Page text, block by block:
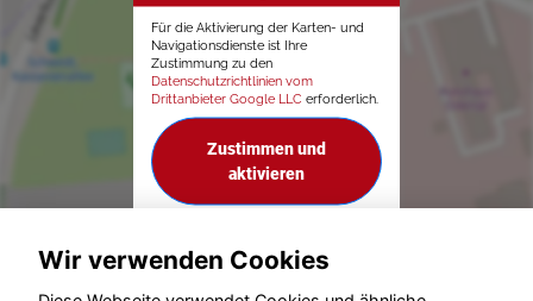
Für die Aktivierung der Karten- und
Navigationsdienste ist Ihre
Zustimmung zu den
Datenschutzrichtlinien vom
Drittanbieter Google LLC erforderlich.
Zustimmen und
aktivieren
Wir verwenden Cookies